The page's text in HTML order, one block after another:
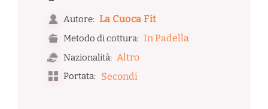
Autore: La Cuoca Fit
Metodo di cottura: In Padella
Nazionalità: Altro
Portata: Secondi